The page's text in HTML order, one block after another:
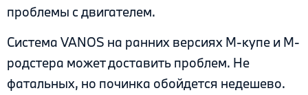
проблемы с двигателем.
Система VANOS на ранних версиях М-купе и М-
родстера может доставить проблем. Не
фатальных, но починка обойдется недешево.